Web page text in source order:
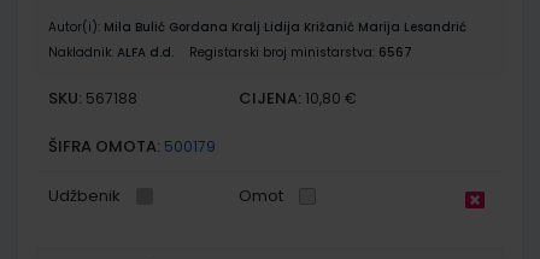
Autor(i): Mila Bulić Gordana Kralj Lidija Križanić Marija Lesandrić
Nakladnik: ALFA d.d. Registarski broj ministarstva: 6567
SKU: 567188 CIJENA: 10,80 €
ŠIFRA OMOTA: 500179
Udžbenik Omot